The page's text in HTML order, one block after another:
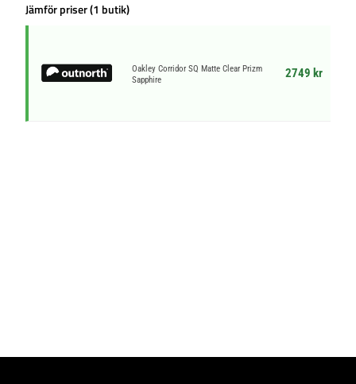
Jämför priser (1 butik)
Oakley Corridor SQ Matte Clear Prizm
Sapphire
2749 kr